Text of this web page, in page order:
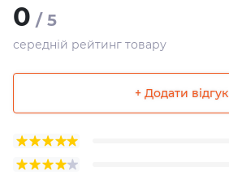
0 / 5
середній рейтинг товару
+ Додати відгук